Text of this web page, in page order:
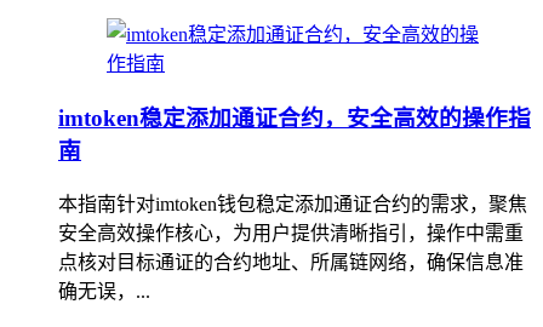
imtoken稳定添加通证合约，安全高效的操作指
南
本指南针对imtoken钱包稳定添加通证合约的需求，聚焦
安全高效操作核心，为用户提供清晰指引，操作中需重
点核对目标通证的合约地址、所属链网络，确保信息准
确无误，...